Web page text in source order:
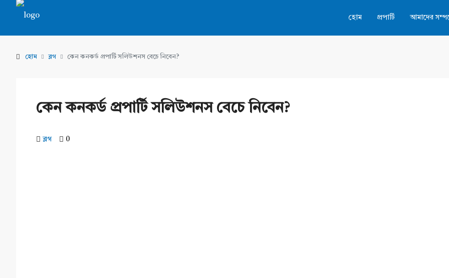
হোম প্রপার্টি আমাদের
হোম ব্লগ কেন কনকর্ড প্রপার্টি সলিউশনস বেচে নিবেন?
কেন কনকর্ড প্রপার্টি সলিউশনস বেচে নিবেন?
ব্লগ 0